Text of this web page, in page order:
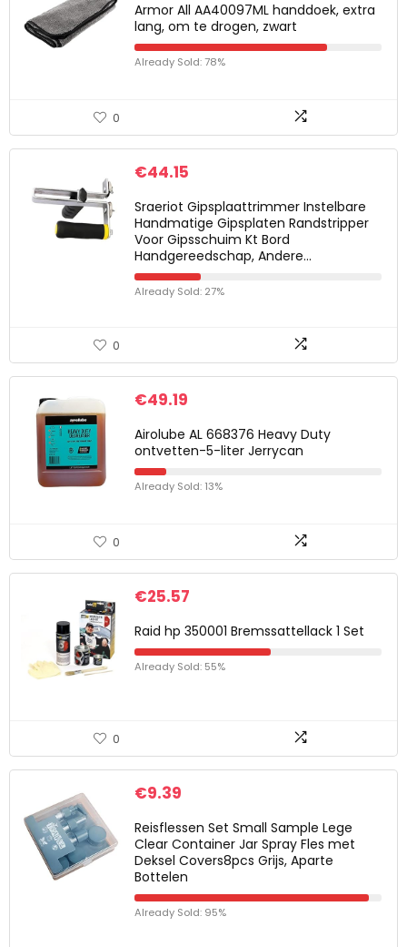
Armor All AA40097ML handdoek, extra
lang, om te drogen, zwart
Already Sold: 78%
0
€44.15
Sraeriot Gipsplaattrimmer Instelbare
Handmatige Gipsplaten Randstripper
Voor Gipsschuim Kt Bord
Handgereedschap, Andere…
Already Sold: 27%
0
€49.19
Airolube AL 668376 Heavy Duty
ontvetten-5-liter Jerrycan
Already Sold: 13%
0
€25.57
Raid hp 350001 Bremssattellack 1 Set
Already Sold: 55%
0
€9.39
Reisflessen Set Small Sample Lege
Clear Container Jar Spray Fles met
Deksel Covers8pcs Grijs, Aparte
Bottelen
Already Sold: 95%